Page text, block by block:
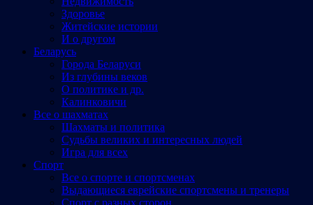
Здоровье
Житейские истории
И о другом
Беларусь
Города Беларуси
Из глубины веков
О политике и др.
Калинковичи
Все о шахматах
Шахматы и политика
Судьбы великих и интересных людей
Игра для всех
Спорт
Все о спорте и спортсменах
Выдающиеся еврейские спортсмены и тренеры
Спорт с разных сторон